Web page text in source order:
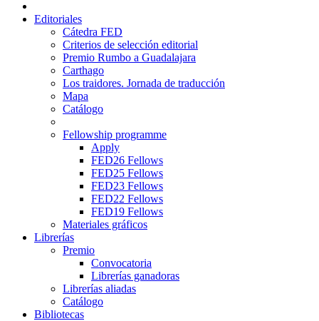
Editoriales
Cátedra FED
Criterios de selección editorial
Premio Rumbo a Guadalajara
Carthago
Los traidores. Jornada de traducción
Mapa
Catálogo
Fellowship programme
Apply
FED26 Fellows
FED25 Fellows
FED23 Fellows
FED22 Fellows
FED19 Fellows
Materiales gráficos
Librerías
Premio
Convocatoria
Librerías ganadoras
Librerías aliadas
Catálogo
Bibliotecas